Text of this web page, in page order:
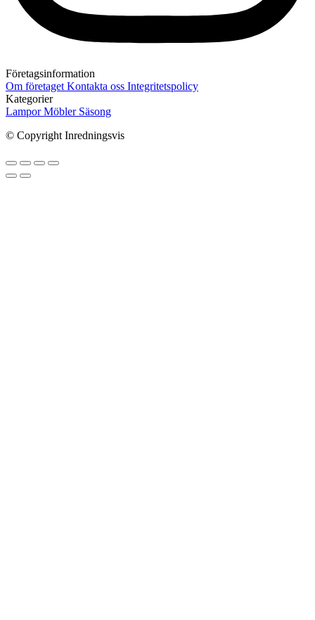
Företagsinformation
Om företaget Kontakta oss Integritetspolicy
Kategorier
LamporMöbler Säsong
© Copyright Inredningsvis